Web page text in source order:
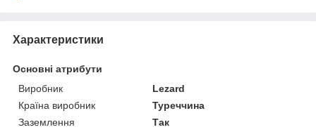
Характеристики
Основні атрибути
Виробник
Lezard
Країна виробник
Туреччина
Заземлення
Так